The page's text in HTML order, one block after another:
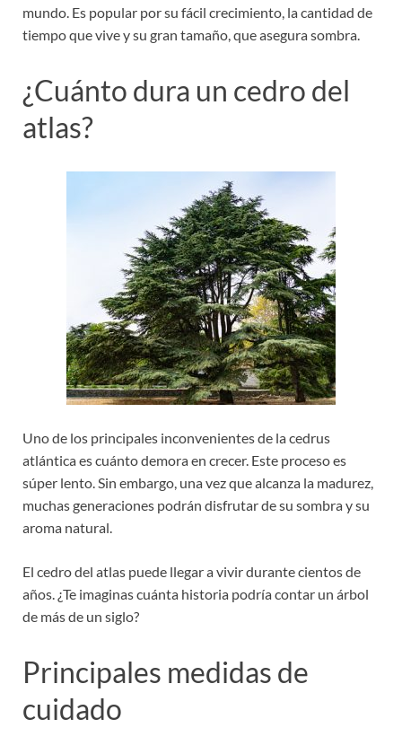
mundo. Es popular por su fácil crecimiento, la cantidad de
tiempo que vive y su gran tamaño, que asegura sombra.
¿Cuánto dura un cedro del
atlas?
Uno de los principales inconvenientes de la cedrus
atlántica es cuánto demora en crecer. Este proceso es
súper lento. Sin embargo, una vez que alcanza la madurez,
muchas generaciones podrán disfrutar de su sombra y su
aroma natural.
El cedro del atlas puede llegar a vivir durante cientos de
años. ¿Te imaginas cuánta historia podría contar un árbol
de más de un siglo?
Principales medidas de
cuidado